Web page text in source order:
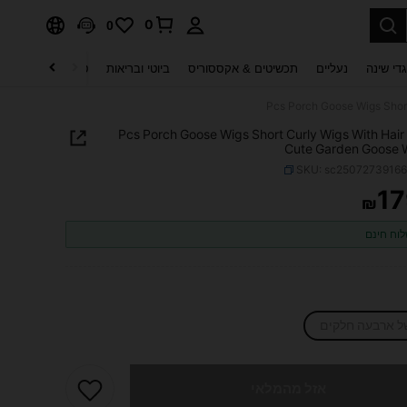
0
0
שינה נעליים תכשיטים & אקססוריס ביוטי ובריאות טקסטיל לבית
4 Pcs Porch Goose Wigs Short Curly Wigs With
Cute Garden Goose
PRICE AND ₪
חינם